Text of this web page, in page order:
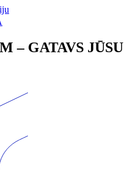
– GATAVS JŪSU